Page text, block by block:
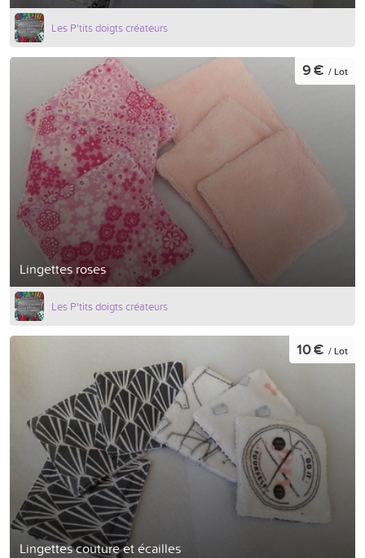
Les P'tits doigts créateurs
Lingettes roses
9 € / Lot
Les P'tits doigts créateurs
Lingettes couture et écailles
10 € / Lot